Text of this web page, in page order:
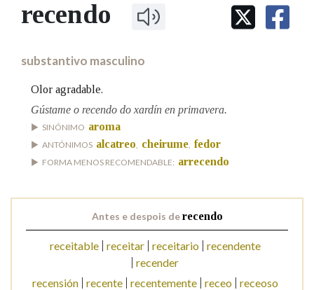
IDENTIDADE CORPORATIVA
MARCIAL DEL ADALID
FIGURAS HOMENAXEADAS
PORTAL DAS PALABRAS
Facebook
TwitterYoutubeInstagram
Bluesky
BUSCAR NOS LEMAS
Remata por
BUSCAR NO CONTIDO
Nas definicións
recendo
substantivo masculino
Olor agradable.
Gústame o recendo do xardín en primavera.
SINÓNIMO aroma
ANTÓNIMOS alcatreo cheirume fedor
FORMA MENOS RECOMENDABLE: arrecendo
Antes e despois derecendo
receitable receitar receitario recendente
recender
recensión recente recentemente receo receoso